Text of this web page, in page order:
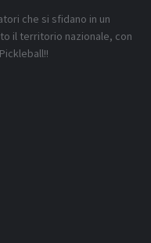
che si sfidano in un
il territorio nazionale, con